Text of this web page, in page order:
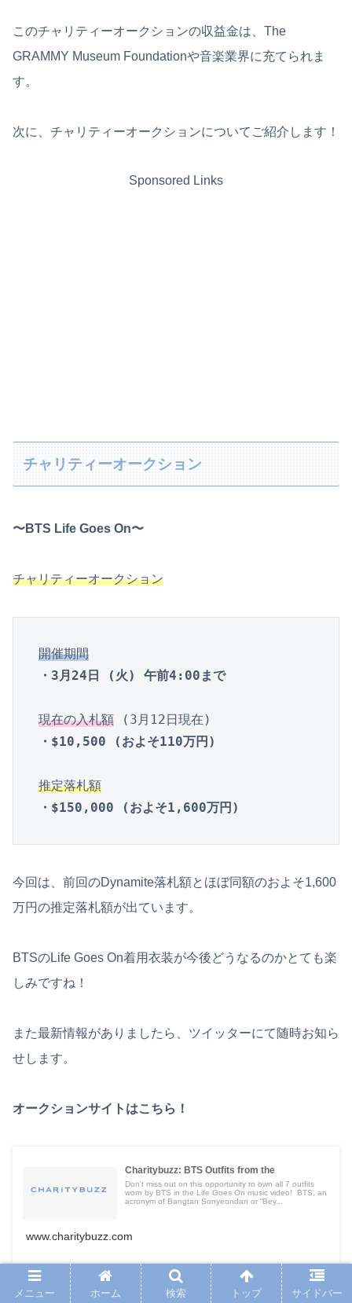
このチャリティーオークションの収益金は、The
GRAMMY Museum Foundationや音楽業界に充てられま
す。
次に、チャリティーオークションについてご紹介します！
Sponsored Links
チャリティーオークション
〜BTS Life Goes On〜
チャリティーオークション
開催期間
・3月24日 (火) 午前4:00まで
現在の入札額
・$10,500 (およそ110万円)
推定落札額
・$150,000 (およそ1,600万円)
今回は、前回のDynamite落札額とほぼ同額のおよそ1,600
万円の推定落札額が出ています。
BTSのLife Goes On着用衣装が今後どうなるのかとても楽
しみですね！
また最新情報がありましたら、ツイッターにて随時お知ら
せします。
オークションサイトはこちら！
Charitybuzz: BTS Outfits from the
Don't miss out on this opportunity to own all 7 outfits
worn by BTS in the Life Goes On music video! BTS, an
acronym of Bangtan Sonyeondan or “Bey...
www.charitybuzz.com
メニュー ホーム 検索 トップ サイドバー